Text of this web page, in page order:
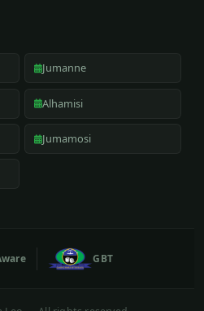
Jumanne
Alhamisi
Jumamosi
GBT